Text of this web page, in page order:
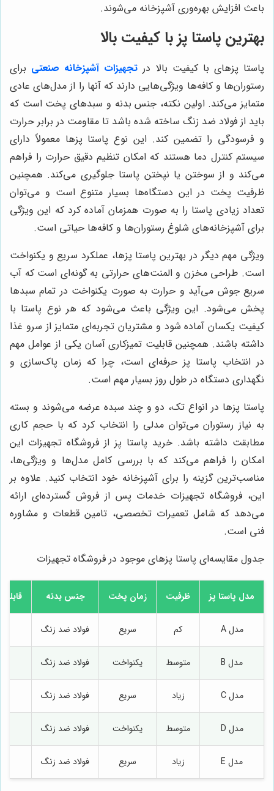
باعث افزایش بهره‌وری آشپزخانه می‌شوند.
بهترین پاستا پز با کیفیت بالا
پاستا پزهای با کیفیت بالا در تجهیزات آشپزخانه صنعتی برای
رستوران‌ها و کافه‌ها ویژگی‌هایی دارند که آنها را از مدل‌های عادی
متمایز می‌کند. اولین نکته، جنس بدنه و سبدهای پخت است که
باید از فولاد ضد زنگ ساخته شده باشد تا مقاومت در برابر حرارت
و فرسودگی را تضمین کند. این نوع پاستا پزها معمولاً دارای
سیستم کنترل دما هستند که امکان تنظیم دقیق حرارت را فراهم
می‌کند و از سوختن یا نپختن پاستا جلوگیری می‌کند. همچنین
ظرفیت پخت در این دستگاه‌ها بسیار متنوع است و می‌توان
تعداد زیادی پاستا را به صورت همزمان آماده کرد که این ویژگی
برای آشپزخانه‌های شلوغ رستوران‌ها و کافه‌ها حیاتی است.
ویژگی مهم دیگر در بهترین پاستا پزها، عملکرد سریع و یکنواخت
است. طراحی مخزن و المنت‌های حرارتی به گونه‌ای است که آب
سریع جوش می‌آید و حرارت به صورت یکنواخت در تمام سبدها
پخش می‌شود. این ویژگی باعث می‌شود که هر نوع پاستا با
کیفیت یکسان آماده شود و مشتریان تجربه‌ای متمایز از سرو غذا
داشته باشند. همچنین قابلیت تمیزکاری آسان یکی از عوامل مهم
در انتخاب پاستا پز حرفه‌ای است، چرا که زمان پاک‌سازی و
نگهداری دستگاه در طول روز بسیار مهم است.
پاستا پزها در انواع تک، دو و چند سبده عرضه می‌شوند و بسته
به نیاز رستوران می‌توان مدلی را انتخاب کرد که با حجم کاری
مطابقت داشته باشد. خرید پاستا پز از فروشگاه تجهیزات این
امکان را فراهم می‌کند که با بررسی کامل مدل‌ها و ویژگی‌ها،
مناسب‌ترین گزینه را برای آشپزخانه خود انتخاب کنید. علاوه بر
این، فروشگاه تجهیزات خدمات پس از فروش گسترده‌ای ارائه
می‌دهد که شامل تعمیرات تخصصی، تامین قطعات و مشاوره
فنی است.
جدول مقایسه‌ای پاستا پزهای موجود در فروشگاه تجهیزات
مدل پاستا پز ظرفیت زمان پخت جنس بدنه
مدل A کم سریع فولاد ضد زنگ
مدل B متوسط یکنواخت فولاد ضد زنگ
مدل C زیاد سریع فولاد ضد زنگ
مدل D متوسط یکنواخت فولاد ضد زنگ
مدل E زیاد سریع فولاد ضد زنگ